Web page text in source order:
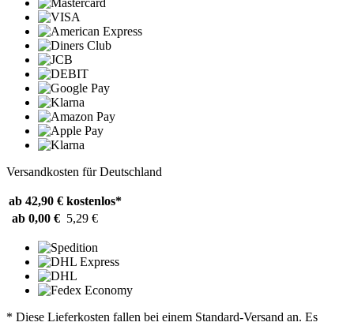
Versandkosten für Deutschland
ab 42,90 € kostenlos*
ab 0,00 € 5,29 €
* Diese Lieferkosten fallen bei einem Standard-Versand an. Es